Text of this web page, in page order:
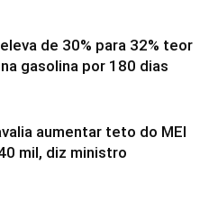
de 30% para 32% teor
gasolina por 180 dias
aumentar teto do MEI
mil, diz ministro